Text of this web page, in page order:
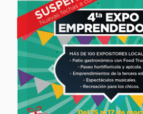
Previous